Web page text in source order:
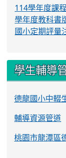
114學年度課
學年度教科書
國小定期評量
學生輔導
德龍國小中輟
輔導資源管道
桃園市龍潭區